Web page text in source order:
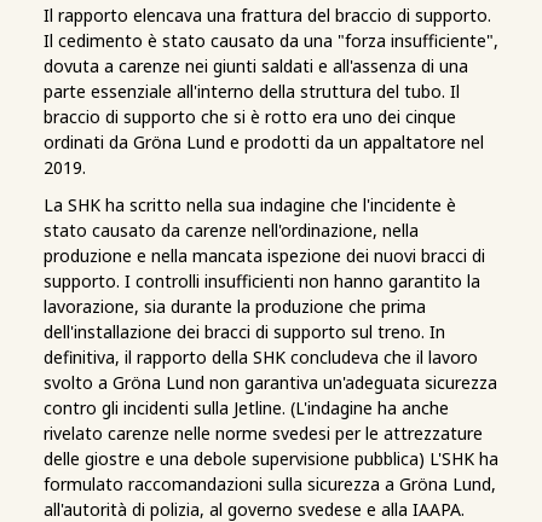
Il rapporto elencava una frattura del braccio di supporto.
Il cedimento è stato causato da una "forza insufficiente",
dovuta a carenze nei giunti saldati e all'assenza di una
parte essenziale all'interno della struttura del tubo. Il
braccio di supporto che si è rotto era uno dei cinque
ordinati da Gröna Lund e prodotti da un appaltatore nel
2019.
La SHK ha scritto nella sua indagine che l'incidente è
stato causato da carenze nell'ordinazione, nella
produzione e nella mancata ispezione dei nuovi bracci di
supporto. I controlli insufficienti non hanno garantito la
lavorazione, sia durante la produzione che prima
dell'installazione dei bracci di supporto sul treno. In
definitiva, il rapporto della SHK concludeva che il lavoro
svolto a Gröna Lund non garantiva un'adeguata sicurezza
contro gli incidenti sulla Jetline. (L'indagine ha anche
rivelato carenze nelle norme svedesi per le attrezzature
delle giostre e una debole supervisione pubblica) L'SHK ha
formulato raccomandazioni sulla sicurezza a Gröna Lund,
all'autorità di polizia, al governo svedese e alla IAAPA.